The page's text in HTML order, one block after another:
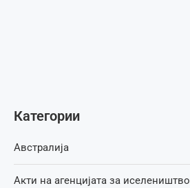
Категории
Австралија
Акти на агенцијата за иселеништво